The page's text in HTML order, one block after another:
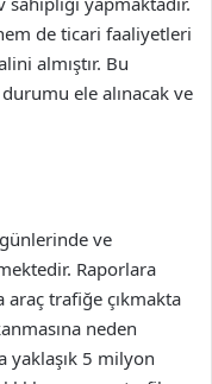
de ticari faaliyetleri
almıştır. Bu
ele alınacak ve
ve
Raporlara
trafiğe çıkmakta
neden
yaklaşık 5 milyon